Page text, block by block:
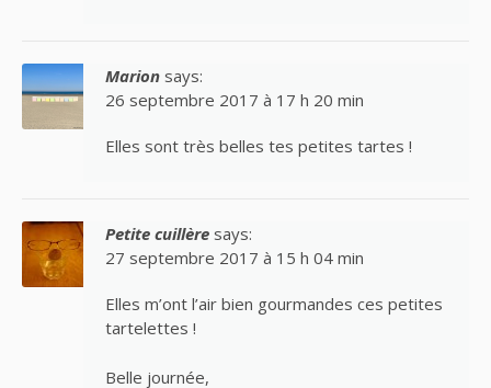
Marion says:
26 septembre 2017 à 17 h 20 min
Elles sont très belles tes petites tartes !
Petite cuillère says:
27 septembre 2017 à 15 h 04 min
Elles m’ont l’air bien gourmandes ces petites
tartelettes !
Belle journée,